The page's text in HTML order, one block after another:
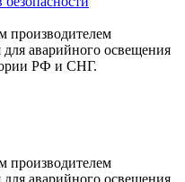
производителем
аварийного освещения
РФ и СНГ.
производителем
аварийного освещения